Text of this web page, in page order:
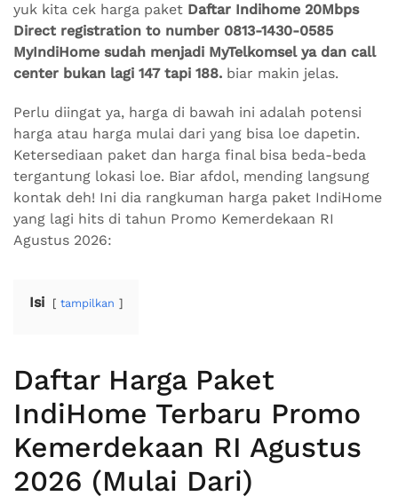
yuk kita cek harga paket Daftar Indihome 20Mbps
Direct registration to number 0813-1430-0585
MyIndiHome sudah menjadi MyTelkomsel ya dan call
center bukan lagi 147 tapi 188. biar makin jelas.
Perlu diingat ya, harga di bawah ini adalah potensi
harga atau harga mulai dari yang bisa loe dapetin.
Ketersediaan paket dan harga final bisa beda-beda
tergantung lokasi loe. Biar afdol, mending langsung
kontak deh! Ini dia rangkuman harga paket IndiHome
yang lagi hits di tahun Promo Kemerdekaan RI
Agustus 2026:
Isi tampilkan
Daftar Harga Paket
IndiHome Terbaru Promo
Kemerdekaan RI Agustus
2026 (Mulai Dari)